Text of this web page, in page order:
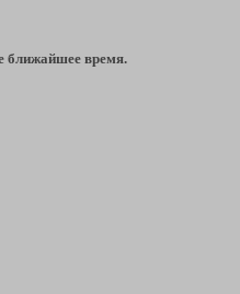
ближайшее время.